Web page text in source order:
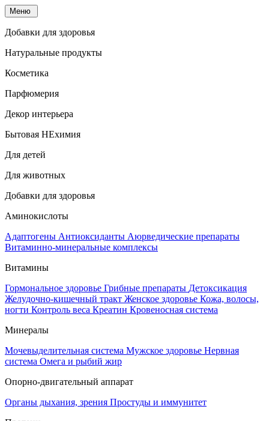
Меню
Добавки для здоровья
Натуральные продукты
Косметика
Парфюмерия
Декор интерьера
Бытовая НЕхимия
Для детей
Для животных
Добавки для здоровья
Аминокислоты
Адаптогены Антиоксиданты Аюрведические препараты
Витаминно-минеральные комплексы
Витамины
Гормональное здоровье Грибные препараты Детоксикация
Желудочно-кишечный тракт Женское здоровье Кожа, волосы,
ногти Контроль веса Креатин Кровеносная система
Минералы
Мочевыделительная система Мужское здоровье Нервная
система Омега и рыбий жир
Опорно-двигательный аппарат
Органы дыхания, зрения Простуды и иммунитет